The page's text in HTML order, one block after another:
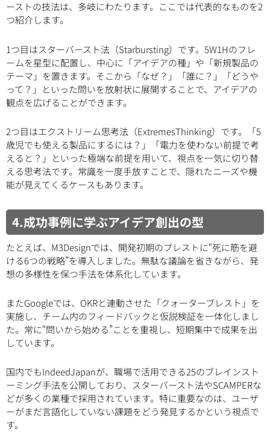
ーストの技法は、多岐にわたります。ここでは代表的なものを2
つ紹介します。
1つ目はスターバースト法（Starbursting）です。5W1Hのフレ
ームを星型に配置し、中心に「アイデアの種」や「新規製品の
テーマ」を置きます。そこから「なぜ？」「誰に？」「どうや
って？」といった問いを放射状に展開することで、アイデアの
観点を広げることができます。
2つ目はエクストリーム思考法（ExtremesThinking）です。「5
歳児でも使える製品にするには？」「電力を使わない前提で考
えると？」といった極端な前提を用いて、視点を一気に切り替
える思考法です。常識を一度手放すことで、隠れたニーズや機
能が見えてくるケースもあります。
4.成功事例に学ぶアイデア創出の型
たとえば、M3Designでは、開発初期のブレストに“死に筋を避
ける6つの戦略”を導入しました。無駄な議論を省きながら、発
想の多様性を保つ手法を体系化しています。
またGoogleでは、OKRと連動させた「クォーターブレスト」を
実施し、チーム内のフィードバックと仮説検証を一体化しまし
た。常に“問いから始める”ことを重視し、短期集中で成果を出
しています。
国内でもIndeedJapanが、職場で活用できる25のブレインスト
ーミング手法を公開しており、スターバースト法やSCAMPERな
どが多くの業種で採用されています。特に重要なのは、ユーザ
ーがまだ言語化していない課題をどう発見するかという視点で
す。